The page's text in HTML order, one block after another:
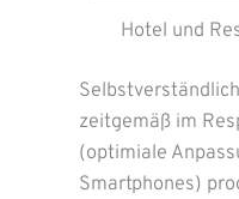
Hotel und
zeitgemäß im
(optimiale
Smartphones)